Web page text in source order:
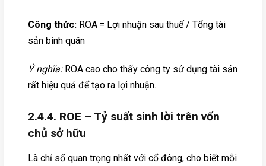
Công thức: ROA = Lợi nhuận sau thuế / Tổng tài
sản bình quân
Ý nghĩa:ROA cao cho thấy công ty sử dụng tài sản
rất hiệu quả để tạo ra lợi nhuận.
2.4.4. ROE – Tỷ suất sinh lời trên vốn
chủ sở hữu
Là chỉ số quan trọng nhất với cổ đông, cho biết mỗi